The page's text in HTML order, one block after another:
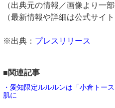
（出典元の情報／画像より一部
（最新情報や詳細は公式サイ
※出典： プレスリリース
■関連記事
・愛知限定ルルルンは「小倉トー
肌に